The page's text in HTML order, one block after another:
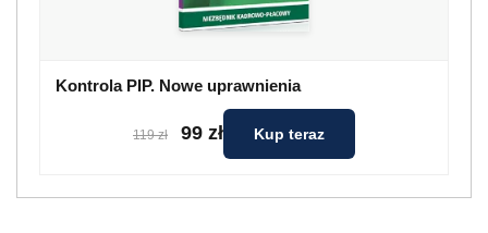
Kontrola PIP. Nowe uprawnienia
119 zł 99 zł Kup teraz